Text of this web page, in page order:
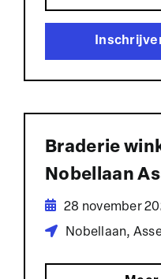
Braderie
Nobellaan
28 november
Nobellaan,